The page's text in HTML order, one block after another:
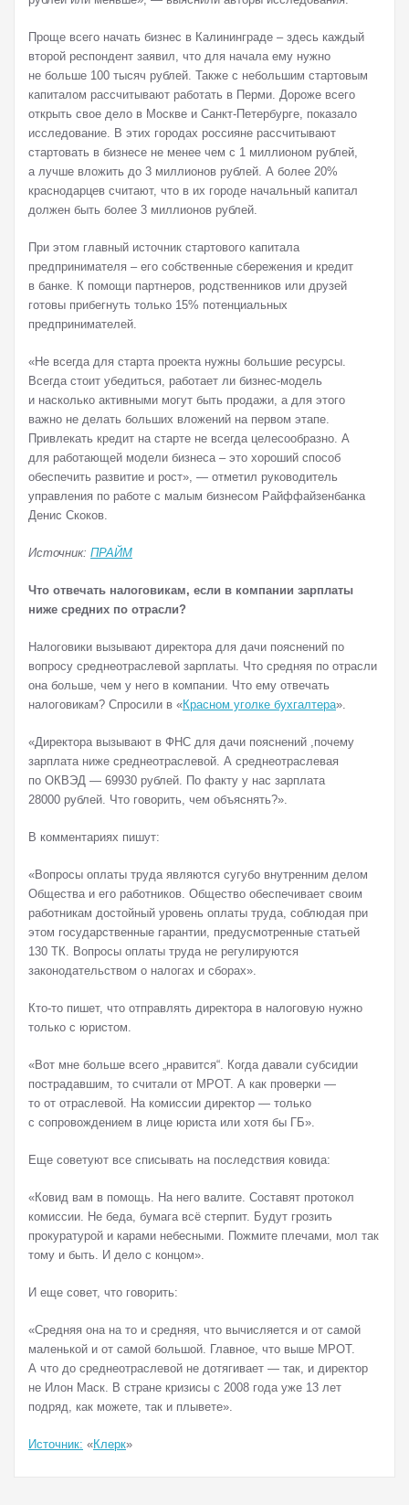
Проще всего начать бизнес в Калининграде – здесь каждый
второй респондент заявил, что для начала ему нужно
не больше 100 тысяч рублей. Также с небольшим стартовым
капиталом рассчитывают работать в Перми. Дороже всего
открыть свое дело в Москве и Санкт-Петербурге, показало
исследование. В этих городах россияне рассчитывают
стартовать в бизнесе не менее чем с 1 миллионом рублей,
а лучше вложить до 3 миллионов рублей. А более 20%
краснодарцев считают, что в их городе начальный капитал
должен быть более 3 миллионов рублей.
При этом главный источник стартового капитала
предпринимателя – его собственные сбережения и кредит
в банке. К помощи партнеров, родственников или друзей
готовы прибегнуть только 15% потенциальных
предпринимателей.
«Не всегда для старта проекта нужны большие ресурсы.
Всегда стоит убедиться, работает ли бизнес-модель
и насколько активными могут быть продажи, а для этого
важно не делать больших вложений на первом этапе.
Привлекать кредит на старте не всегда целесообразно. А
для работающей модели бизнеса – это хороший способ
обеспечить развитие и рост», — отметил руководитель
управления по работе с малым бизнесом Райффайзенбанка
Денис Скоков.
Источник: ПРАЙМ
Что отвечать налоговикам, если в компании зарплаты
ниже средних по отрасли?
Налоговики вызывают директора для дачи пояснений по
вопросу среднеотраслевой зарплаты. Что средняя по отрасли
она больше, чем у него в компании. Что ему отвечать
налоговикам? Спросили в «Красном уголке бухгалтера».
«Директора вызывают в ФНС для дачи пояснений ,почему
зарплата ниже среднеотраслевой. А среднеотраслевая
по ОКВЭД — 69930 рублей. По факту у нас зарплата
28000 рублей. Что говорить, чем объяснять?».
В комментариях пишут:
«Вопросы оплаты труда являются сугубо внутренним делом
Общества и его работников. Общество обеспечивает своим
работникам достойный уровень оплаты труда, соблюдая при
этом государственные гарантии, предусмотренные статьей
130 ТК. Вопросы оплаты труда не регулируются
законодательством о налогах и сборах».
Кто-то пишет, что отправлять директора в налоговую нужно
только с юристом.
«Вот мне больше всего „нравится“. Когда давали субсидии
пострадавшим, то считали от МРОТ. А как проверки —
то от отраслевой. На комиссии директор — только
с сопровождением в лице юриста или хотя бы ГБ».
Еще советуют все списывать на последствия ковида:
«Ковид вам в помощь. На него валите. Составят протокол
комиссии. Не беда, бумага всё стерпит. Будут грозить
прокуратурой и карами небесными. Пожмите плечами, мол так
тому и быть. И дело с концом».
И еще совет, что говорить:
«Средняя она на то и средняя, что вычисляется и от самой
маленькой и от самой большой. Главное, что выше МРОТ.
А что до среднеотраслевой не дотягивает — так, и директор
не Илон Маск. В стране кризисы с 2008 года уже 13 лет
подряд, как можете, так и плывете».
Источник: «Клерк»